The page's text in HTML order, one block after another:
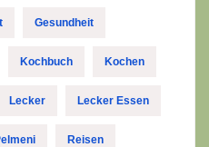
Gesundheit
Kochbuch Kochen
Lecker Lecker Essen
Reisen